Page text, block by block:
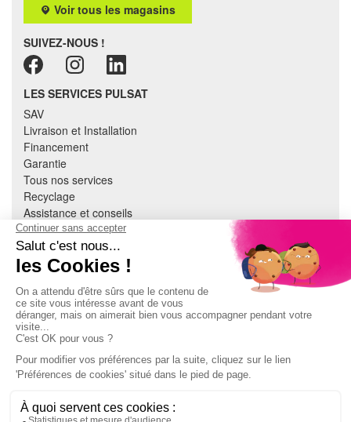
Voir tous les magasins
SUIVEZ-NOUS !
LES SERVICES PULSAT
SAV
Livraison et Installation
Financement
Garantie
Tous nos services
Recyclage
Assistance et conseils
Cuisine équipée
Literie
Nous contacter
À PROPOS
CGV
Mentions légales
Données personnelles
Devenir adhérent
EN SAVOIR PLUS